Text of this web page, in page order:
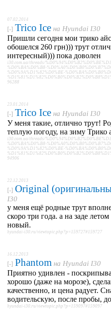
07.02.2014
[-] Trico Ice на Hyundai I30
Пришли сегодня мои трико
обошелся 260 грн))) трут
интересный))) пока доволен
i30.com.ua/threads/
%D0%BA%D0%B8-
%D0%9A%D1%82%D0%BE-
96288
23.01.2014
[-] Trico Ice на Hyundai I30
У меня такие, отлично трут!
теплую погоду, на зиму Трико
i30.com.ua/threads/
%D0%BA%D0%B8-
%D0%9A%D1%82%D0%BE-
94906
22.12.2013
[-] Original
I30
у меня ещё родные трут
скоро три года. а на заде
новый.
hyundai-i30.ru/viewtopic.php?p=159727#159727
16.12.2013
[-] Phantom на Hyundai I30
Приятно удивлен -
хорошо (даже на морозе),
качественно, и цена радует.
водительскую, после пробы,
hyundai-i30.ru/viewtopic.php?p=159097#159097